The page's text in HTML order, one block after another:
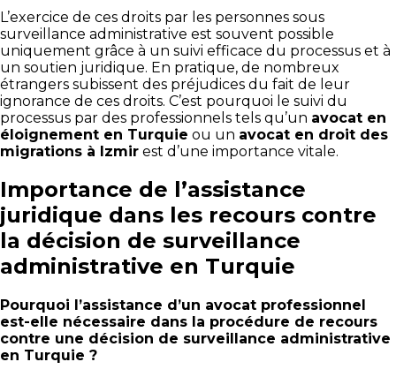
L’exercice de ces droits par les personnes sous
surveillance administrative est souvent possible
uniquement grâce à un suivi efficace du processus et à
un soutien juridique. En pratique, de nombreux
étrangers subissent des préjudices du fait de leur
ignorance de ces droits. C’est pourquoi le suivi du
processus par des professionnels tels qu’un avocat en
éloignement en Turquie ou un avocat en droit des
migrations à Izmir est d’une importance vitale.
Importance de l’assistance
juridique dans les recours contre
la décision de surveillance
administrative en Turquie
Pourquoi l’assistance d’un avocat professionnel
est-elle nécessaire dans la procédure de recours
contre une décision de surveillance administrative
en Turquie ?